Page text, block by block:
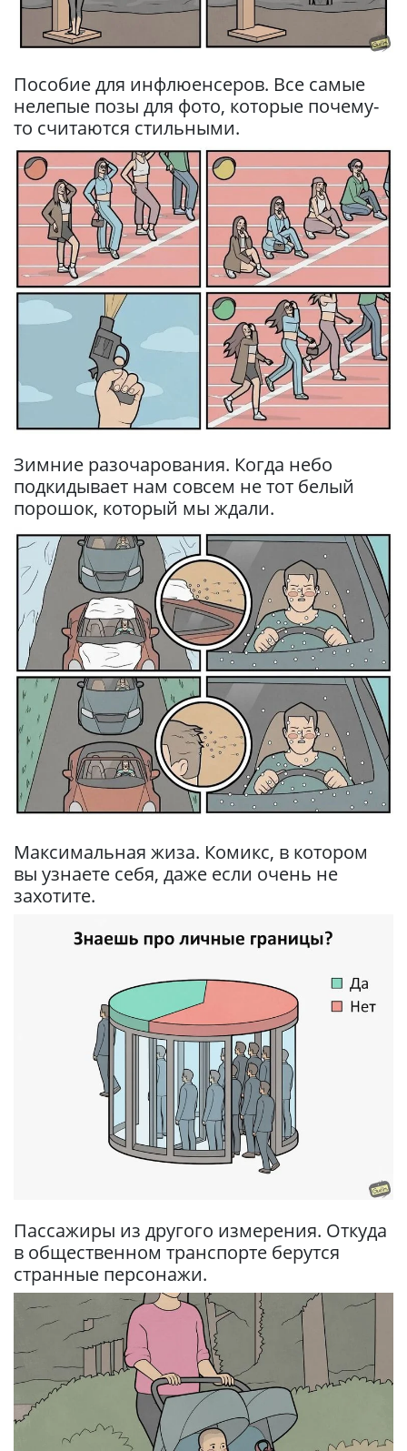
Пособие для инфлюенсеров. Все самые
нелепые позы для фото, которые почему-
то считаются стильными.
Зимние разочарования. Когда небо
подкидывает нам совсем не тот белый
порошок, который мы ждали.
Максимальная жиза. Комикс, в котором
вы узнаете себя, даже если очень не
захотите.
Пассажиры из другого измерения. Откуда
в общественном транспорте берутся
странные персонажи.